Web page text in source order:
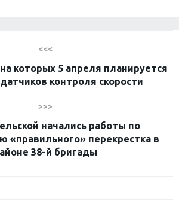
<<<
которых 5 апреля планируется
контроля скорости
>>>
начались работы по
«правильного» перекрестка в
38-й бригады